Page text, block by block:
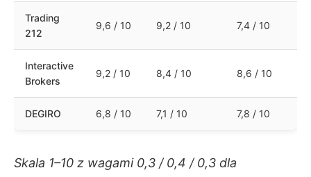
Trading
212
9,6 / 10 9,2 / 10 7,4 / 10
Interactive
Brokers
9,2 / 10 8,4 / 10 8,6 / 10
DEGIRO 6,8 / 10 7,1 / 10 7,8 / 10
Skala 1–10 z wagami 0,3 / 0,4 / 0,3 dla